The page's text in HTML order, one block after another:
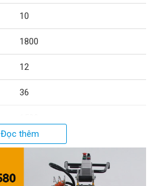
10
1800
12
36
300
Đọc thêm